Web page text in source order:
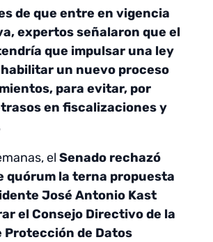
de que entre en vigencia
expertos señalaron que el
que impulsar una ley
un nuevo proceso
para evitar, por
en fiscalizaciones y
el Senado rechazó
quórum la terna propuesta
José Antonio Kast
el Consejo Directivo de la
Protección de Datos